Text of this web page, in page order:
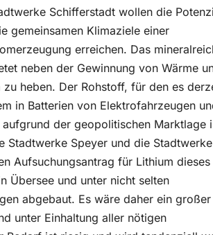
Schifferstadt wollen die
gemeinsamen Klimaziele einer
erreichen. Das
neben der Gewinnung von Wärme
heben. Der Rohstoff, für den es
in Batterien von Elektrofahrzeugen
der geopolitischen Marktlage
Stadtwerke Speyer und die Stadtwerke
Aufsuchungsantrag für Lithium dieses
Übersee und unter nicht selten
abgebaut. Es wäre daher ein großer
unter Einhaltung aller nötigen